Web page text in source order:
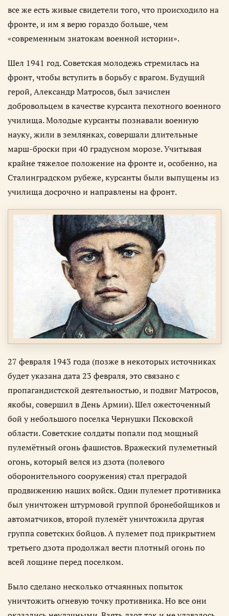
все же есть живые свидетели того, что происходило на
фронте, и им я верю гораздо больше, чем
«современным знатокам военной истории».
Шел 1941 год. Советская молодежь стремилась на
фронт, чтобы вступить в борьбу с врагом. Будущий
герой, Александр Матросов, был зачислен
добровольцем в качестве курсанта пехотного военного
училища. Молодые курсанты познавали военную
науку, жили в землянках, совершали длительные
марш-броски при 40 градусном морозе. Учитывая
крайне тяжелое положение на фронте и, особенно, на
Сталинградском рубеже, курсанты были выпущены из
училища досрочно и направлены на фронт.
27 февраля 1943 года (позже в некоторых источниках
будет указана дата 23 февраля, это связано с
пропагандистской деятельностью, и подвиг Матросов,
якобы, совершил в День Армии). Шел ожесточенный
бой у небольшого поселка Чернушки Псковской
области. Советские солдаты попали под мощный
пулемётный огонь фашистов. Вражеский пулеметный
огонь, который велся из дзота (полевого
оборонительного сооружения) стал преградой
продвижению наших войск. Один пулемет противника
был уничтожен штурмовой группой бронебойщиков и
автоматчиков, второй пулемёт уничтожила другая
группа советских бойцов. А пулемет под прикрытием
третьего дзота продолжал вести плотный огонь по
всей лощине перед поселком.
Было сделано несколько отчаянных попыток
уничтожить огневую точку противника. Но все они